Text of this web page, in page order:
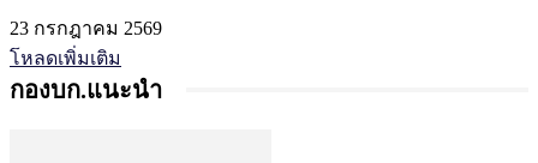
23 กรกฎาคม 2569
โหลดเพิ่มเติม
กองบก.แนะนำ